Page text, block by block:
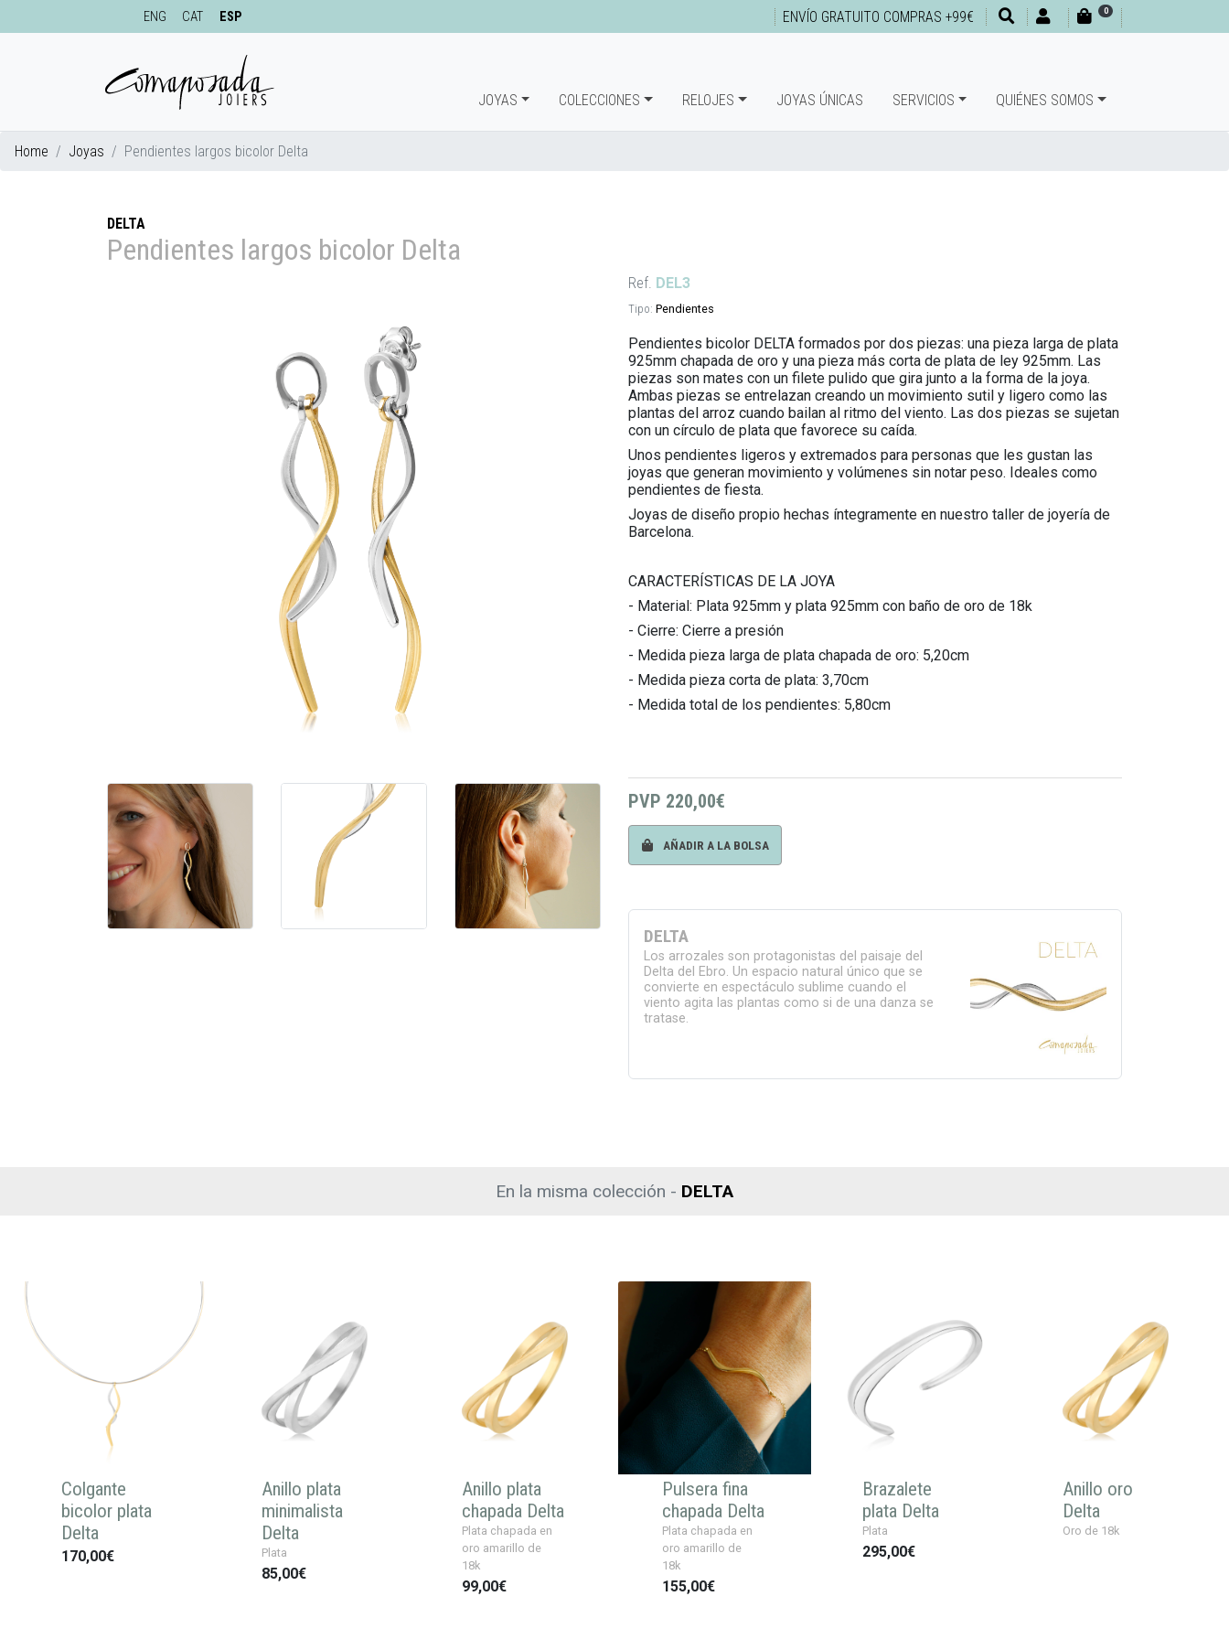
ENG CAT ESP ENVÍO GRATUITO COMPRAS +99€ 0
JOYAS COLECCIONES RELOJES JOYAS ÚNICAS SERVICIOS QUIÉNES SOMOS
Home Joyas Pendientes largos bicolor Delta
DELTA
Pendientes largos bicolor Delta
Ref. DEL3
Tipo: Pendientes
Pendientes bicolor DELTA formados por dos piezas: una pieza larga de plata
925mm chapada de oro y una pieza más corta de plata de ley 925mm. Las
piezas son mates con un filete pulido que gira junto a la forma de la joya.
Ambas piezas se entrelazan creando un movimiento sutil y ligero como las
plantas del arroz cuando bailan al ritmo del viento. Las dos piezas se sujetan
con un círculo de plata que favorece su caída.
Unos pendientes ligeros y extremados para personas que les gustan las
joyas que generan movimiento y volúmenes sin notar peso. Ideales como
pendientes de fiesta.
Joyas de diseño propio hechas íntegramente en nuestro taller de joyería de
Barcelona.
CARACTERÍSTICAS DE LA JOYA
- Material: Plata 925mm y plata 925mm con baño de oro de 18k
- Cierre: Cierre a presión
- Medida pieza larga de plata chapada de oro: 5,20cm
- Medida pieza corta de plata: 3,70cm
- Medida total de los pendientes: 5,80cm
PVP 220,00€
AÑADIR A LA BOLSA
DELTA
Los arrozales son protagonistas del paisaje del
Delta del Ebro. Un espacio natural único que se
convierte en espectáculo sublime cuando el
viento agita las plantas como si de una danza se
tratase.
En la misma colección - DELTA
Colgante
bicolor plata
Delta
170,00€
Anillo plata
minimalista
Delta
Plata
85,00€
Anillo plata
chapada Delta
Plata chapada en
oro amarillo de
18k
99,00€
Pulsera fina
chapada Delta
Plata chapada en
oro amarillo de
18k
155,00€
Brazalete
plata Delta
Plata
295,00€
Anillo oro
Delta
Oro de 18k